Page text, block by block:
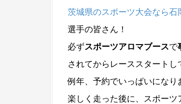
茨城県のスポーツ大会なら
選手の皆さん！
必ずスポーツアロマブースで
されてからレーススタートし
例年、予約でいっぱいになり
楽しく走った後に、スポーツ